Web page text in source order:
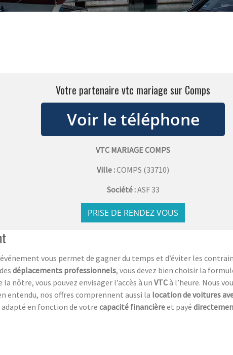
Votre partenaire vtc mariage sur Comps
VTC MARIAGE COMPS
Ville :COMPS (33710)
Société :ASF 33
PRISE DE RENDEZ VOUS
événement vous permet de gagner du temps et d’éviter les
déplacements professionnels, vous devez bien choisir la
la nôtre, vous pouvez envisager l’accès à un VTCà l’heure. Nous
entendu, nos offres comprennent aussi la location de voitures
en fonction de votrecapacité financièreet payé